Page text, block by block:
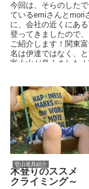
今回は、そらのした
ているemiさんとmori
に、会社の近くにある
登ってきましたので
ご紹介します！関東
名は伊達ではなく、
富士山が見えました
登山道具紹介
木登りのススメ
クライミング～